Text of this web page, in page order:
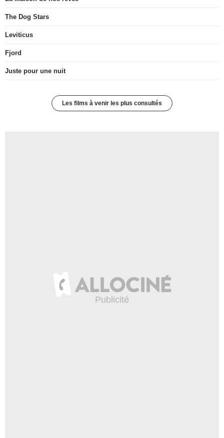
The Dog Stars
Leviticus
Fjord
Juste pour une nuit
Les films à venir les plus consultés